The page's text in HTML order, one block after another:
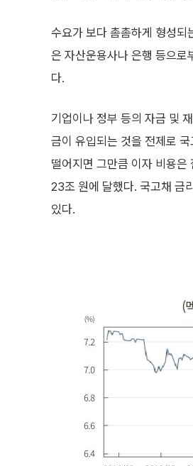
수요가 보다 촘촘하게 형성
은 자산운용사나 은행 등으로
다.
기업이나 정부 등의 자금 및
금이 유입되는 것을 전제로
떨어지면 그만큼 이자 비용
23조 원에 달했다. 국고채 금
있다.